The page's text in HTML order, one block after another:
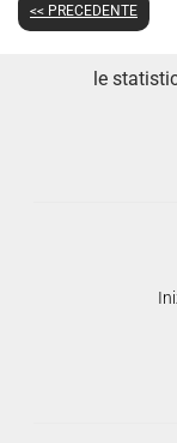
<< PRECEDENTE
le